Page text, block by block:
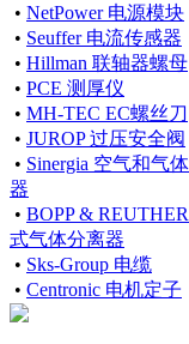
• NetPower 电源模块
• Seuffer 电流传感器
• Hillman 联轴器螺母
• PCE 测厚仪
• MH-TEC EC螺丝刀
• JUROP 过压安全阀
• Sinergia 空气和气
器
• BOPP &
式气体分离器
• Sks-Group 电缆
• Centronic 电机定子